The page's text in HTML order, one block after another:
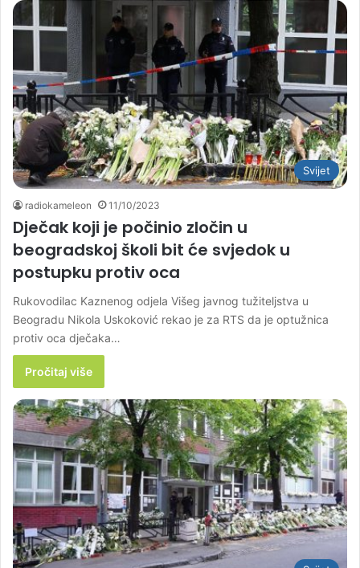
Svijet
radiokameleon 11/10/2023
Dječak koji je počinio zločin u
beogradskoj školi bit će svjedok u
postupku protiv oca
Rukovodilac Kaznenog odjela Višeg javnog tužiteljstva u
Beogradu Nikola Uskoković rekao je za RTS da je optužnica
protiv oca dječaka…
Pročitaj više